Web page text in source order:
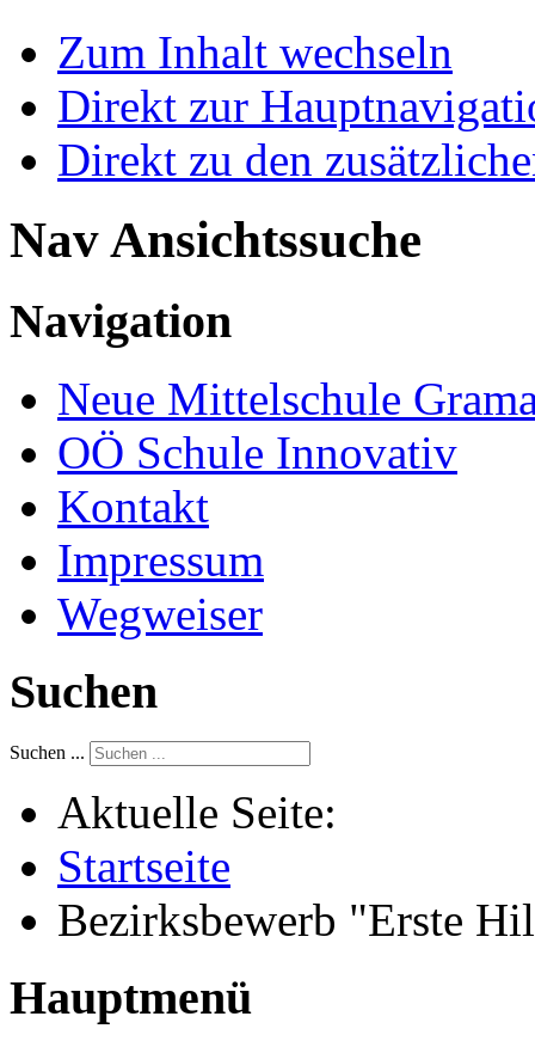
Zum Inhalt wechseln
Direkt zur
Direkt zu den
Nav Ansichtssuche
Navigation
Neue Mittelschule
OÖ Schule Innovativ
Kontakt
Impressum
Wegweiser
Suchen
Suchen ...
Aktuelle Seite:
Startseite
Bezirksbewerb "Erste
Hauptmenü